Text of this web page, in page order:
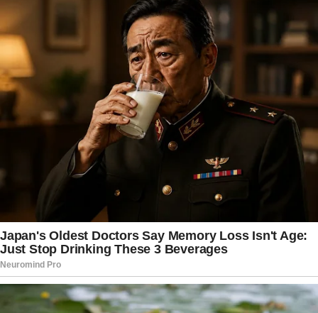
Além da atuação das forças de segurança, o
Conselho Tutelar foi imediatamente acionado
para acompanhar a situação das crianças e
oferecer o suporte necessário à família. A
participação do órgão é considerada
fundamental em casos que envolvem menores
de idade, especialmente quando há necessidade
de garantir proteção integral e
acompanhamento contínuo. A rede municipal de
assistência social também passou a atuar em
conjunto com os demais órgãos públicos,
disponibilizando apoio psicológico, orientação e
acompanhamento para assegurar que os direitos